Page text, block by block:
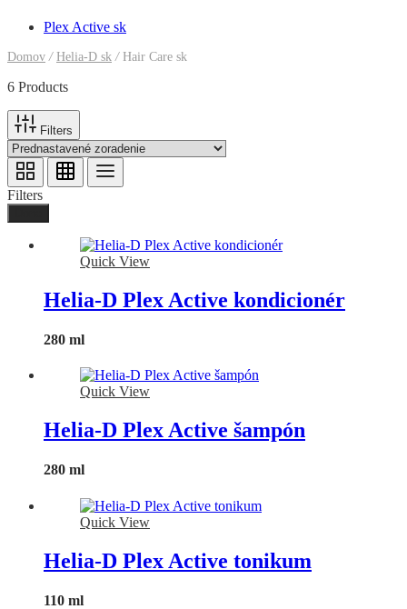
Plex Active sk
Domov / Helia-D sk /Hair Care sk
6 Products
Filters
Filters
Quick View
Helia-D Plex Active kondicionér
280 ml
Quick View
Helia-D Plex Active šampón
280 ml
Quick View
Helia-D Plex Active tonikum
110 ml